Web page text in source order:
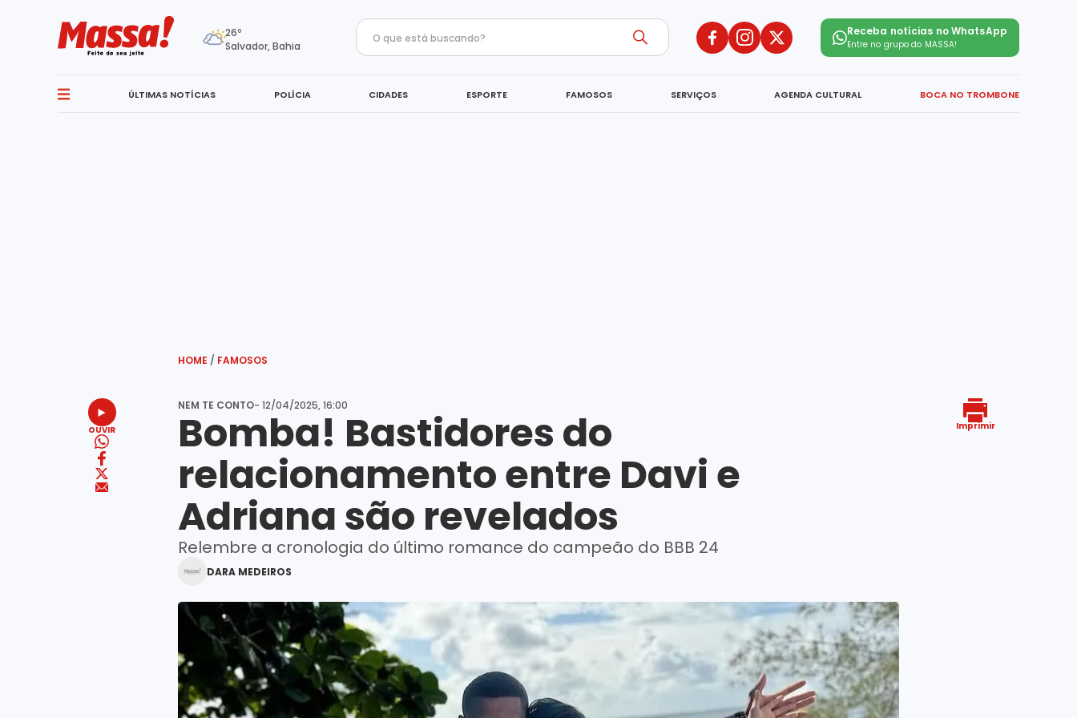
26º
Salvador, Bahia
Receba notícias no WhatsApp
Entre no grupo do MASSA!
ÚLTIMAS NOTÍCIAS POLÍCIA CIDADES ESPORTE FAMOSOS SERVIÇOS AGENDA CULTURAL BOCA NO TROMBONE
HOME / FAMOSOS
OUVIR
NEM TE CONTO- 12/04/2025, 16:00
Bomba! Bastidores do
relacionamento entre Davi e
Adriana são revelados
Relembre a cronologia do último romance do campeão do BBB 24
DARA MEDEIROS
Imprimir